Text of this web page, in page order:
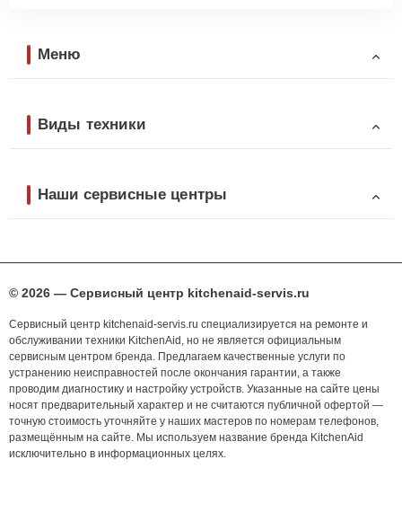
Меню
Виды техники
Наши сервисные центры
© 2026 — Сервисный центр kitchenaid-servis.ru
Сервисный центр kitchenaid-servis.ru специализируется на ремонте и
обслуживании техники KitchenAid, но не является официальным
сервисным центром бренда. Предлагаем качественные услуги по
устранению неисправностей после окончания гарантии, а также
проводим диагностику и настройку устройств. Указанные на сайте цены
носят предварительный характер и не считаются публичной офертой —
точную стоимость уточняйте у наших мастеров по номерам телефонов,
размещённым на сайте. Мы используем название бренда KitchenAid
исключительно в информационных целях.